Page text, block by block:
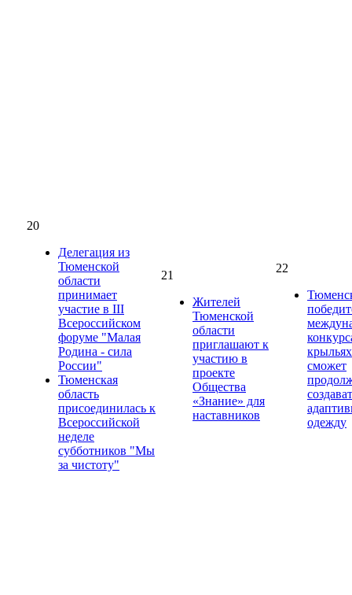
20
Делегация из
Тюменской
области
принимает
участие в III
Всероссийском
форуме "Малая
Родина - сила
России"
Тюменская
область
присоединилась к
Всероссийской
неделе
субботников "Мы
за чистоту"
21
Жителей
Тюменской
области
приглашают к
участию в
проекте
Общества
«Знание» для
наставников
22
сможет
одежду